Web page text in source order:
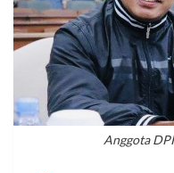
Anggota